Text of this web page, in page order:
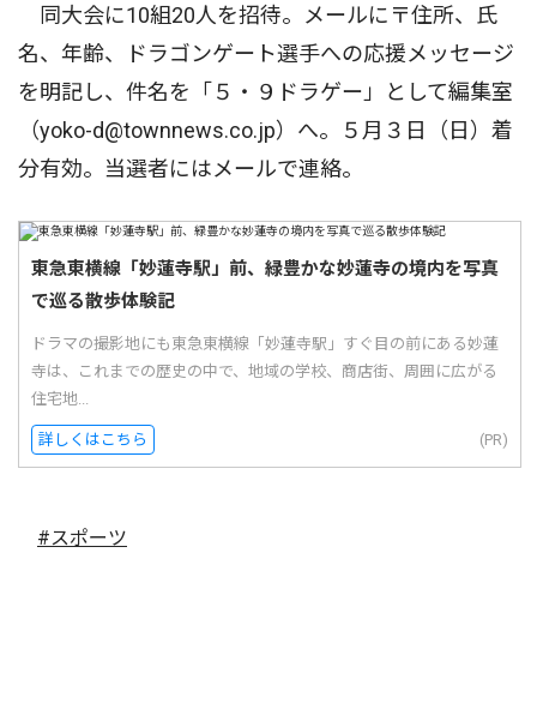
同大会に10組20人を招待。メールに〒住所、氏
名、年齢、ドラゴンゲート選手への応援メッセージ
を明記し、件名を「５・９ドラゲー」として編集室
（yoko-d@townnews.co.jp）へ。５月３日（日）着
分有効。当選者にはメールで連絡。
東急東横線「妙蓮寺駅」前、緑豊かな妙蓮寺の境内を写真
で巡る散歩体験記
ドラマの撮影地にも東急東横線「妙蓮寺駅」すぐ目の前にある妙蓮
寺は、これまでの歴史の中で、地域の学校、商店街、周囲に広がる
住宅地...
詳しくはこちら (PR)
#スポーツ